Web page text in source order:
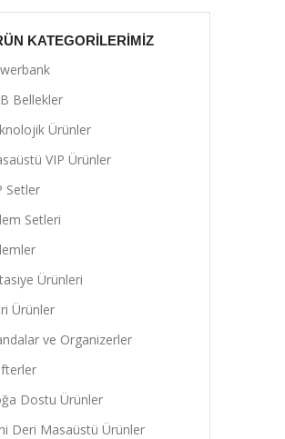
KATEGORILERIMIZ
Bellekler
Ürünler
VIP Ürünler
Setler
Setleri
Ürünleri
Ürünler
ve Organizerler
Dostu Ürünler
Deri Masaüstü Ürünler